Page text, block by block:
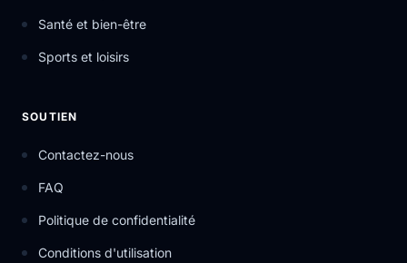
Santé et bien-être
Sports et loisirs
SOUTIEN
Contactez-nous
FAQ
Politique de confidentialité
Conditions d'utilisation